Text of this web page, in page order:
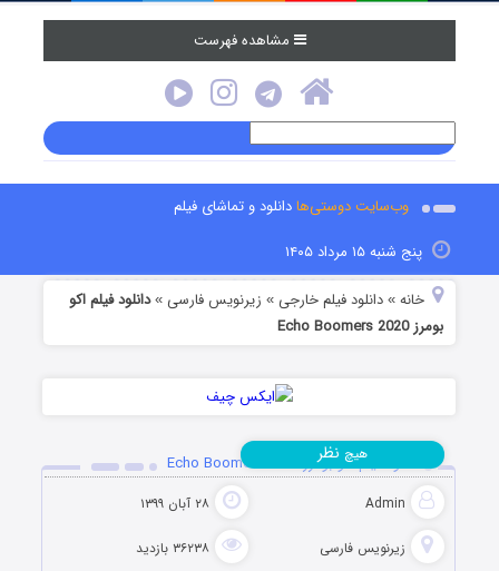
مشاهده فهرست
وب‌سایت دوستی‌هادانلود و تماشای فیلم
پنج شنبه ۱۵ مرداد ۱۴۰۵
خانه »دانلود فیلم خارجی » زیرنویس فارسی »دانلود فیلم اکو
بومرز Echo Boomers 2020
دانلود فیلم اکو بومرز Echo Boomers 2020
Admin ۲۸ آبان ۱۳۹۹
زیرنویس فارسی ۳۶۲۳۸ بازدید
هیچ نظر